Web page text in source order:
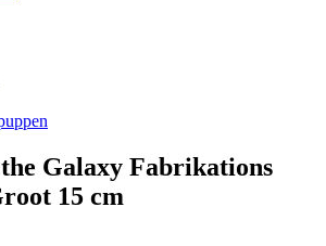
Galaxy Fabrikations
15 cm